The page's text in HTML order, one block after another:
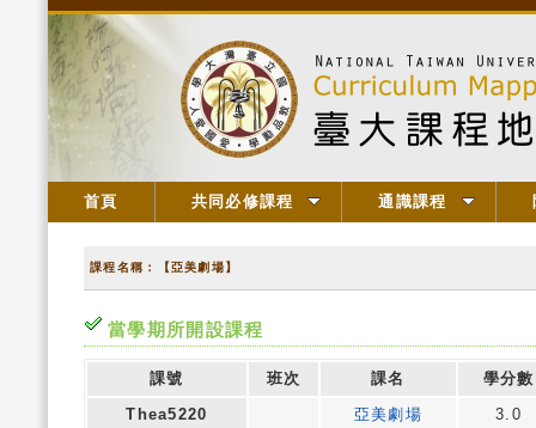
首頁 共同必修課程 通識課程
課程名稱：【亞美劇場】
當學期所開設課程
課號 班次 課名
學分數
Thea5220
亞美劇場
3.0